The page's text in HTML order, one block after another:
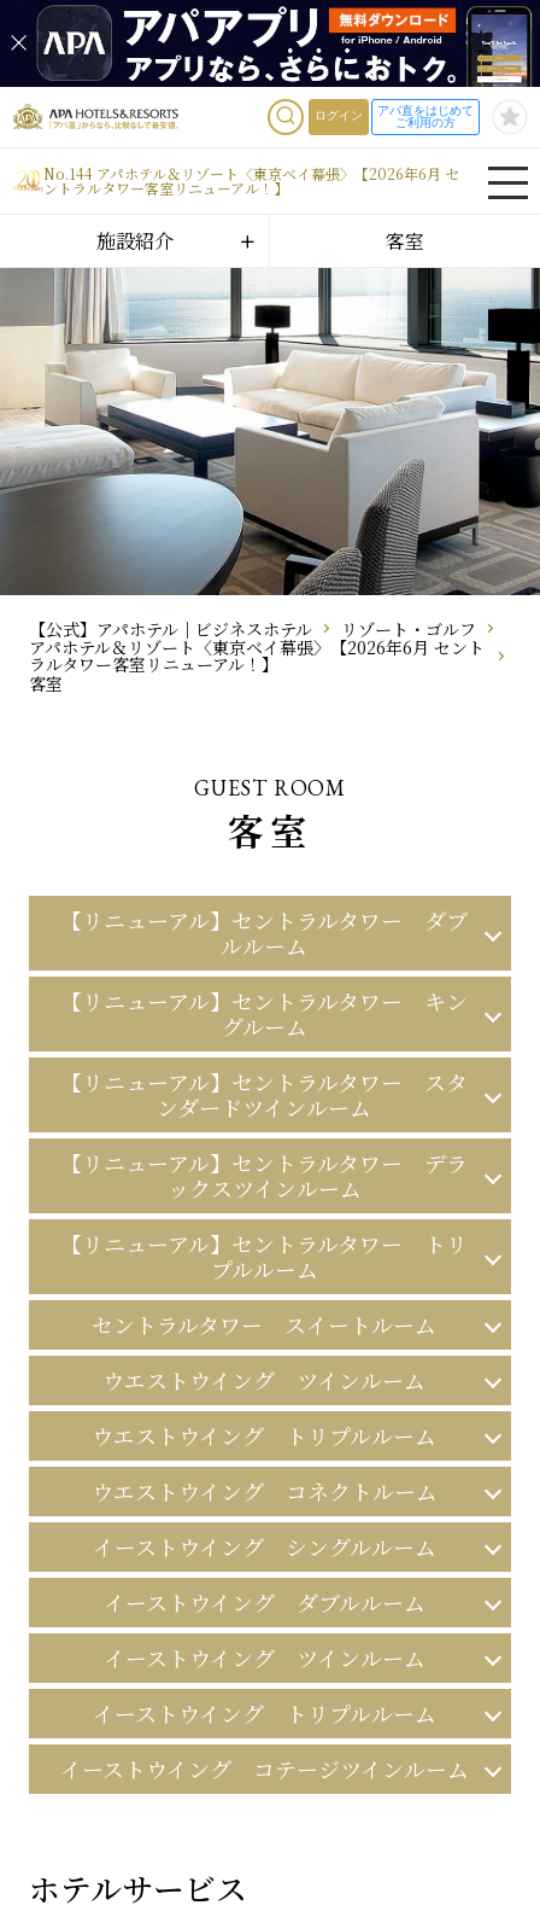
ログイン
アパ直をはじめて
ご利用の方
No.144 アパホテル＆リゾート〈東京ベイ幕張〉【2026年6月 セ
ントラルタワー客室リニューアル！】
施設紹介 客室
【公式】アパホテル｜ビジネスホテル リゾート・ゴルフ
アパホテル＆リゾート〈東京ベイ幕張〉【2026年6月 セント
ラルタワー客室リニューアル！】
客室
GUEST ROOM
客室
【リニューアル】セントラルタワー ダブ
ルルーム
【リニューアル】セントラルタワー キン
グルーム
【リニューアル】セントラルタワー スタ
ンダードツインルーム
【リニューアル】セントラルタワー デラ
ックスツインルーム
【リニューアル】セントラルタワー トリ
プルルーム
セントラルタワー スイートルーム
ウエストウイング ツインルーム
ウエストウイング トリプルルーム
ウエストウイング コネクトルーム
イーストウイング シングルルーム
イーストウイング ダブルルーム
イーストウイング ツインルーム
イーストウイング トリプルルーム
イーストウイング コテージツインルーム
ホテルサービス